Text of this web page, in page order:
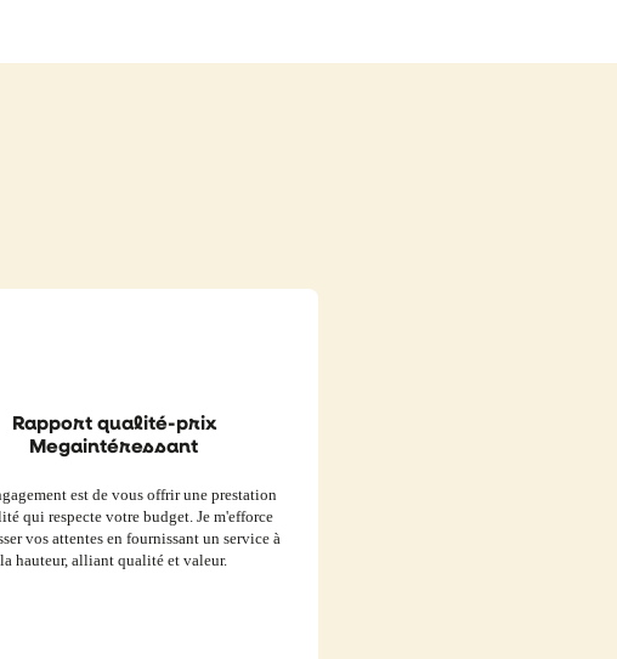
Rapport qualité-prix
Megaintéressant
est de vous offrir une prestation
qui respecte votre budget. Je m'efforce
vos attentes en fournissant un service à
la hauteur, alliant qualité et valeur.